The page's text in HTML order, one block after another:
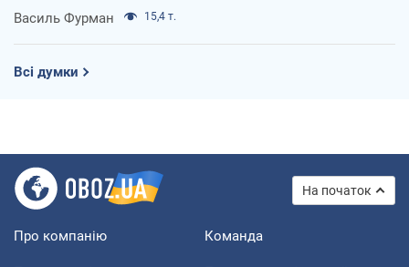
Василь Фурман 15,4 т.
Всі думки
На початок
Про компанію Команда